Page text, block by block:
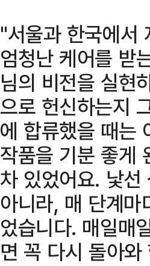
"서울과 한국에서
엄청난 케어를 받
님의 비전을 실현
으로 헌신하는지
에 합류했을 때는
작품을 기분 좋게
차 있었어요. 낯
아니라, 매 단계
었습니다. 매일매
면 꼭 다시 돌아